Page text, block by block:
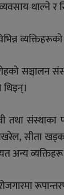
थाल्ने र
सञ्चालन
तथा संस्थाका
सीता खड्का,
अन्य